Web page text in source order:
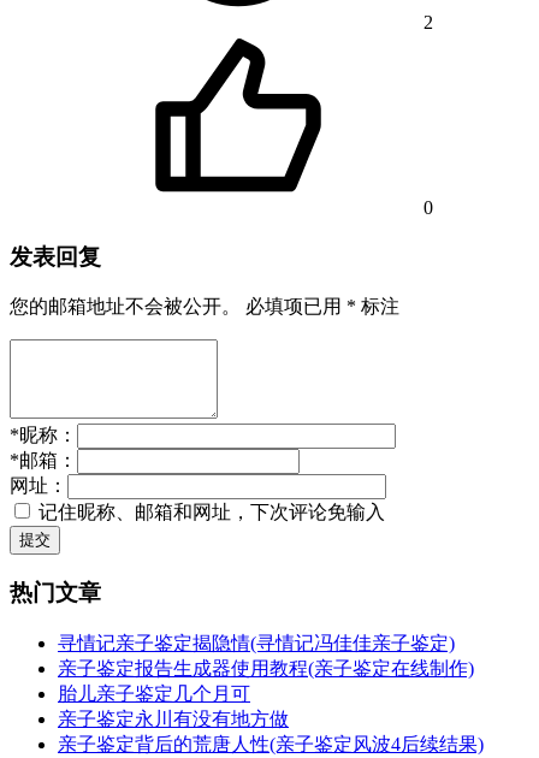
2
0
发表回复
您的邮箱地址不会被公开。 必填项已用 * 标注
*昵称：
*邮箱：
网址：
记住昵称、邮箱和网址，下次评论免输入
提交
热门文章
寻情记亲子鉴定揭隐情(寻情记冯佳佳亲子鉴定)
亲子鉴定报告生成器使用教程(亲子鉴定在线制作)
胎儿亲子鉴定几个月可
亲子鉴定永川有没有地方做
亲子鉴定背后的荒唐人性(亲子鉴定风波4后续结果)